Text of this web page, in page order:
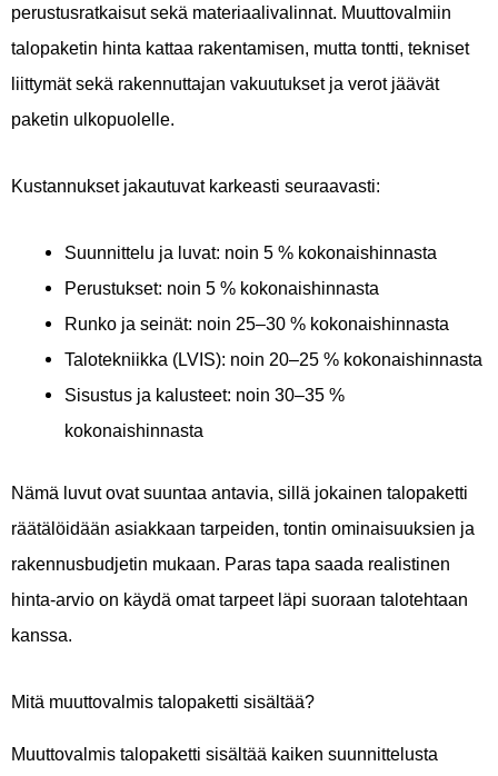
perustusratkaisut sekä materiaalivalinnat. Muuttovalmiin
talopaketin hinta kattaa rakentamisen, mutta tontti, tekniset
liittymät sekä rakennuttajan vakuutukset ja verot jäävät
paketin ulkopuolelle.
Kustannukset jakautuvat karkeasti seuraavasti:
Suunnittelu ja luvat: noin 5 % kokonaishinnasta
Perustukset: noin 5 % kokonaishinnasta
Runko ja seinät: noin 25–30 % kokonaishinnasta
Talotekniikka (LVIS): noin 20–25 % kokonaishinnasta
Sisustus ja kalusteet: noin 30–35 %
kokonaishinnasta
Nämä luvut ovat suuntaa antavia, sillä jokainen talopaketti
räätälöidään asiakkaan tarpeiden, tontin ominaisuuksien ja
rakennusbudjetin mukaan. Paras tapa saada realistinen
hinta-arvio on käydä omat tarpeet läpi suoraan talotehtaan
kanssa.
Mitä muuttovalmis talopaketti sisältää?
Muuttovalmis talopaketti sisältää kaiken suunnittelusta